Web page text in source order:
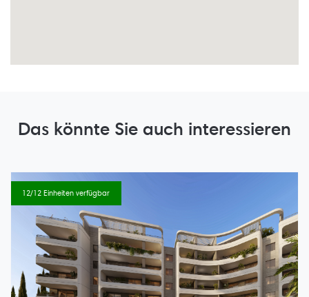
Das könnte Sie auch interessieren
12/12 Einheiten verfügbar